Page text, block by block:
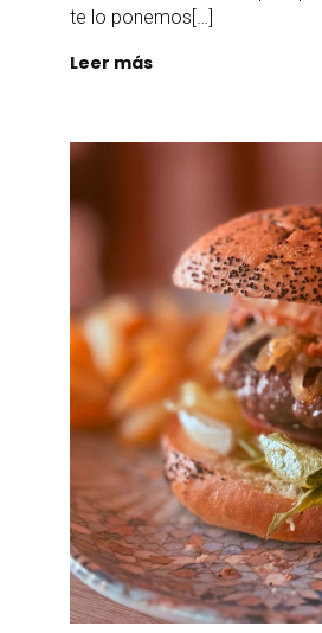
te lo ponemos[…]
Leer más